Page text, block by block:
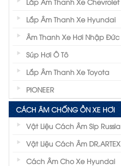
Lắp Âm Thanh Xe Hyundai
Âm Thanh Xe Hơi Nhập Đức
Súp Hơi Ô Tô
Lắp Âm Thanh Xe Toyota
PIONEER
CÁCH ÂM CHỐNG ỒN XE HƠI
Vật Liệu Cách Âm Sip Russia
Vật Liệu Cách Âm DR,ARTEX
Cách Âm Cho Xe Hyundai